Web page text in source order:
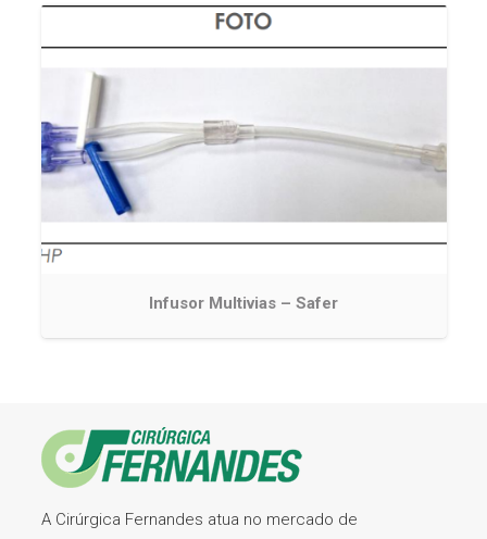
Infusor Multivias – Safer
A Cirúrgica Fernandes atua no mercado de